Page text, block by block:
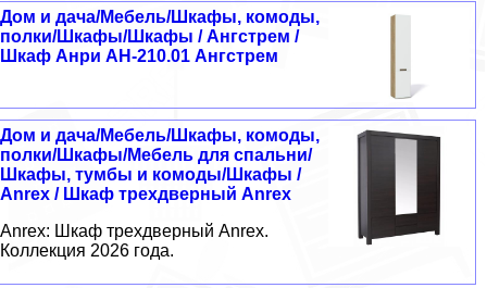
Дом и дача/Мебель/Шкафы, комоды,
полки/Шкафы/Шкафы / Ангстрем /
Шкаф Анри АН-210.01 Ангстрем
Дом и дача/Мебель/Шкафы, комоды,
полки/Шкафы/Мебель для спальни/
Шкафы, тумбы и комоды/Шкафы /
Anrex / Шкаф трехдверный Anrex
Anrex: Шкаф трехдверный Anrex.
Коллекция 2026 года.